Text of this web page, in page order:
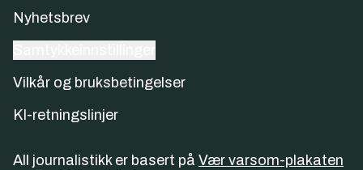
Nyhetsbrev
Vilkår og bruksbetingelser
KI-retningslinjer
All journalistikk er basert på Vær varsom-plakaten